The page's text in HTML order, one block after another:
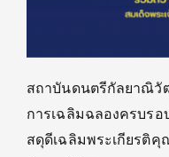
สถาบันดนตรีกัลยาณิวั
การเฉลิมฉลองครบรอ
สดุดีเฉลิมพระเกียรติคุ